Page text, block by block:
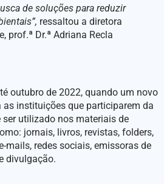
de soluções para reduzir
ressaltou a diretora
prof.ª Dr.ª Adriana Recla
outubro de 2022, quando um novo
instituições que participarem da
utilizado nos materiais de
jornais, livros, revistas, folders,
mails, redes sociais, emissoras de
divulgação.